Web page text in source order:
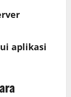
aplikasi